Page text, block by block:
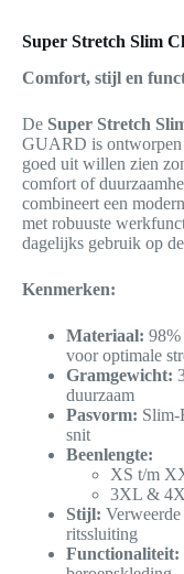
Super Stretch Slim
Comfort, stijl en
De Super Stretch
GUARD is ontworpen
goed uit willen zien
comfort of
combineert een
met robuuste
dagelijks gebruik op
Kenmerken:
Materiaal: 98%
voor optimale
Gramgewicht:
duurzaam
Pasvorm: Slim-
snit
Beenlengte:
XS t/m
3XL &
Stijl:
ritssluiting
Functionaliteit: